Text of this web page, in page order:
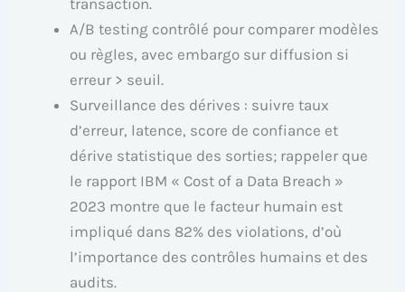
A/B testing contrôlé pour comparer modèles
ou règles, avec embargo sur diffusion si
erreur > seuil.
Surveillance des dérives : suivre taux
d’erreur, latence, score de confiance et
dérive statistique des sorties; rappeler que
le rapport IBM « Cost of a Data Breach »
2023 montre que le facteur humain est
impliqué dans 82% des violations, d’où
l’importance des contrôles humains et des
audits.